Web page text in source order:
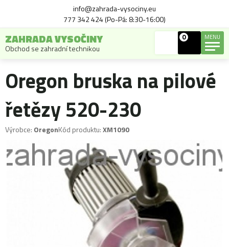
info@zahrada-vysociny.eu
777 342 424 (Po-Pá: 8:30-16:00)
ZAHRADA VYSOČINY
Obchod se zahradní technikou
0 MENU
Oregon bruska na pilové
řetězy 520-230
Výrobce: OregonKód produktu:XM1090